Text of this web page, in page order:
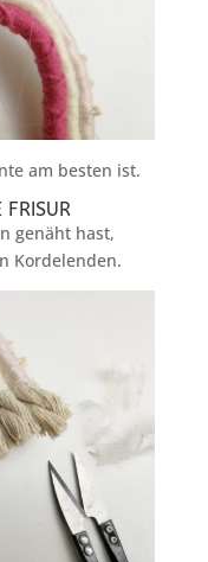
am besten ist.
FRISUR
genäht hast,
Kordelenden.